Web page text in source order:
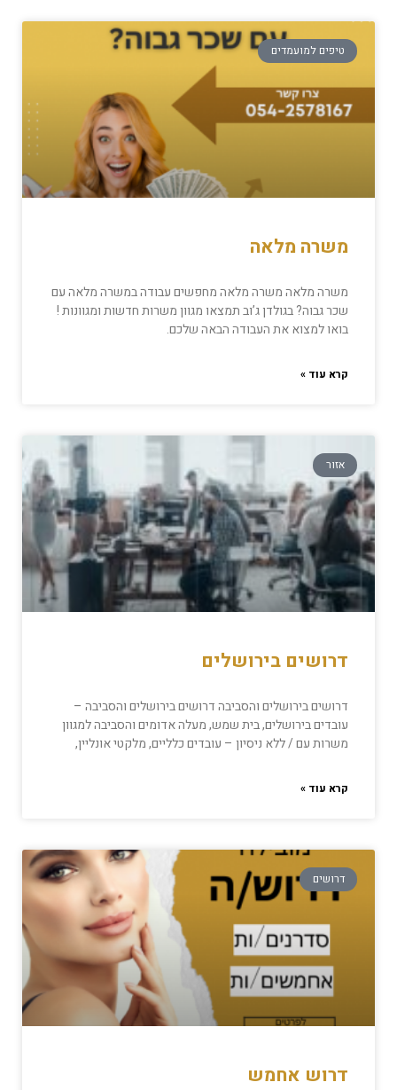
טיפים למועמדים
משרה מלאה
משרה מלאה משרה מלאה מחפשים עבודה במשרה מלאה עם
שכר גבוה? בגולדן ג’וב תמצאו מגוון משרות חדשות ומגוונות !
בואו למצוא את העבודה הבאה שלכם.
קרא עוד »
אזור
דרושים בירושלים
דרושים בירושלים והסביבה דרושים בירושלים והסביבה –
עובדים בירושלים, בית שמש, מעלה אדומים והסביבה למגוון
משרות עם / ללא ניסיון – עובדים כלליים, מלקטי אונליין,
קרא עוד »
דרושים
דרוש אחמש